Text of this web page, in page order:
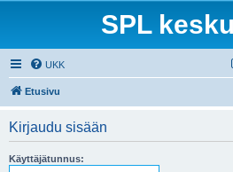
SPL
UKK
Etusivu
Kirjaudu sisään
Käyttäjätunnus: